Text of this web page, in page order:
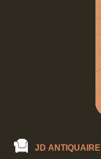
JD ANTIQUAIRE